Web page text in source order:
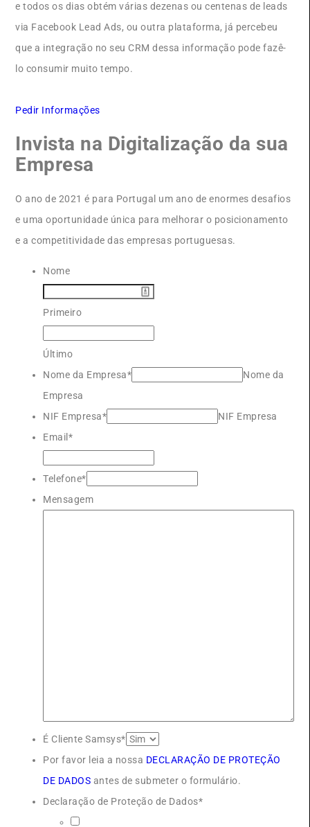
e todos os dias obtém várias dezenas ou centenas de leads
via Facebook Lead Ads, ou outra plataforma, já percebeu
que a integração no seu CRM dessa informação pode fazê-
lo consumir muito tempo.
Pedir Informações
Invista na Digitalização da sua
Empresa
O ano de 2021 é para Portugal um ano de enormes desafios
e uma oportunidade única para melhorar o posicionamento
e a competitividade das empresas portuguesas.
Nome
Primeiro
Último
Nome da Empresa*
Nome da
Empresa
NIF Empresa*
NIF Empresa
Email*
Telefone*
Mensagem
É Cliente Samsys*
Por favor leia a nossa DECLARAÇÃO DE PROTEÇÃO
DE DADOS antes de submeter o formulário.
Declaração de Proteção de Dados*